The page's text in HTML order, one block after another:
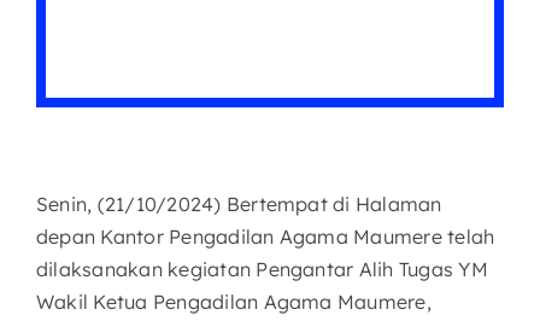
Senin, (21/10/2024) Bertempat di Halaman
depan Kantor Pengadilan Agama Maumere telah
dilaksanakan kegiatan Pengantar Alih Tugas YM
Wakil Ketua Pengadilan Agama Maumere,